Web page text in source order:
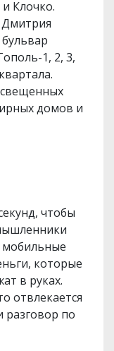
Клочко.
Дмитрия
1, 2, 3,
домов и
чтобы
которые
в руках.
отвлекается
разговор по